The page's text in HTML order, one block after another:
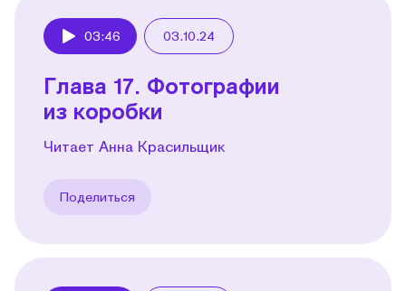
03:46 03.10.24
Глава 17. Фотографии
из коробки
Читает Анна Красильщик
Поделиться